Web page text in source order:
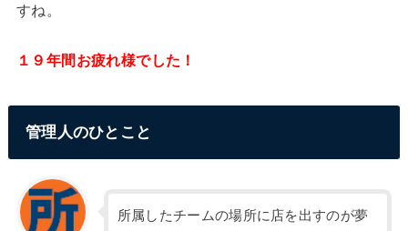
すね。
１９年間お疲れ様でした！
管理人のひとこと
所属したチームの場所に店を出すのが夢